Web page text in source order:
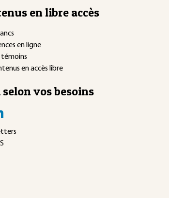
en libre accès
en ligne
témoins
en accès libre
vos besoins